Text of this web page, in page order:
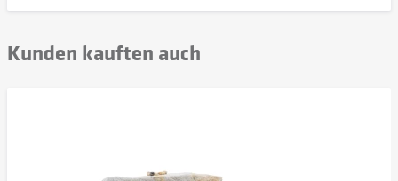
Kunden kauften auch